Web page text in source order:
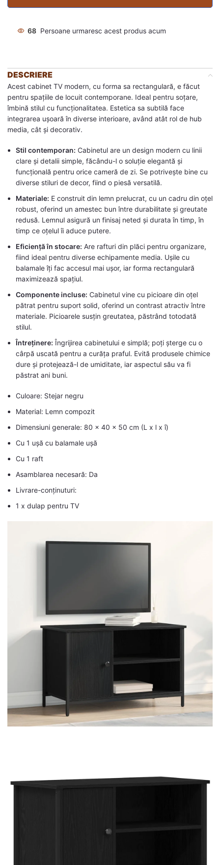
68 Persoane urmaresc acest produs acum
DESCRIERE
Acest cabinet TV modern, cu forma sa rectangulară, e făcut
pentru spațiile de locuit contemporane. Ideal pentru soțare,
îmbină stilul cu funcționalitatea. Estetica sa subtilă face
integrarea ușoară în diverse interioare, având atât rol de hub
media, cât și decorativ.
Stil contemporan: Cabinetul are un design modern cu linii
clare și detalii simple, făcându-l o soluție elegantă și
funcțională pentru orice cameră de zi. Se potrivește bine cu
diverse stiluri de decor, fiind o piesă versatilă.
Materiale: E construit din lemn prelucrat, cu un cadru din oțel
robust, oferind un amestec bun între durabilitate și greutate
redusă. Lemnul asigură un finisaj neted și durata în timp, în
timp ce oțelul îi aduce putere.
Eficiență în stocare: Are rafturi din plăci pentru organizare,
fiind ideal pentru diverse echipamente media. Ușile cu
balamale îți fac accesul mai ușor, iar forma rectangulară
maximizează spațiul.
Componente incluse: Cabinetul vine cu picioare din oțel
pătrat pentru suport solid, oferind un contrast atractiv între
materiale. Picioarele susțin greutatea, păstrând totodată
stilul.
Întreținere: Îngrijirea cabinetului e simplă; poți șterge cu o
cârpă uscată pentru a curăța praful. Evită produsele chimice
dure și protejează-l de umiditate, iar aspectul său va fi
păstrat ani buni.
Culoare: Stejar negru
Material: Lemn compozit
Dimensiuni generale: 80 x 40 x 50 cm (L x l x î)
Cu 1 ușă cu balamale ușă
Cu 1 raft
Asamblarea necesară: Da
Livrare-conținuturi:
1 x dulap pentru TV